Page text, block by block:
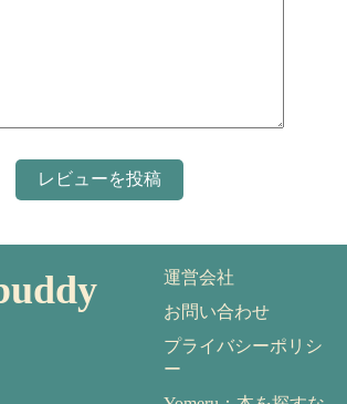
運営会社
お問い合わせ
プライバシーポリシ
ー